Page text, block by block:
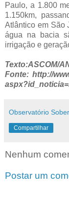
Paulo, a 1.800
1.150km,
Atlântico em São
água na bacia
irrigação e
Texto:ASCOM/
Fonte: http://
Observatório
Compartilhar
Nenhum
Postar um